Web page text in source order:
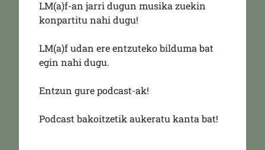
LM(a)f-an jarri dugun musika zuekin
konpartitu nahi dugu!
LM(a)f udan ere entzuteko bilduma bat
egin nahi dugu.
Entzun gure podcast-ak!
Podcast bakoitzetik aukeratu kanta bat!